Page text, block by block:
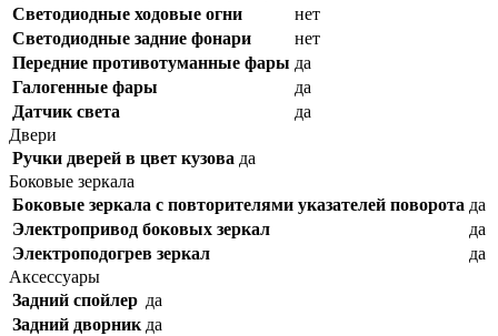
Светодиодные ходовые огни
нет
Cветодиодные задние фонари
нет
Передние противотуманные фары да
Галогенные фары
да
Датчик света
да
Двери
Ручки дверей в цвет кузова да
Боковые зеркала
Боковые зеркала с повторителями указателей поворота да
Электропривод боковых зеркал
да
Электроподогрев зеркал
да
Аксессуары
Задний спойлер да
Задний дворник да